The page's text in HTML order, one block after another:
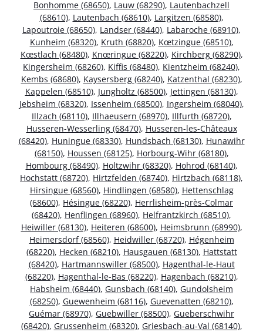
Bonhomme (68650), Lauw (68290), Lautenbachzell
(68610), Lautenbach (68610), Largitzen (68580),
Lapoutroie (68650), Landser (68440), Labaroche (68910),
Kunheim (68320), Kruth (68820), Kœtzingue (68510),
Kœstlach (68480), Knœringue (68220), Kirchberg (68290),
Kingersheim (68260), Kiffis (68480), Kientzheim (68240),
Kembs (68680), Kaysersberg (68240), Katzenthal (68230),
Kappelen (68510), Jungholtz (68500), Jettingen (68130),
Jebsheim (68320), Issenheim (68500), Ingersheim (68040),
Illzach (68110), Illhaeusern (68970), Illfurth (68720),
Husseren-Wesserling (68470), Husseren-les-Châteaux
(68420), Huningue (68330), Hundsbach (68130), Hunawihr
(68150), Houssen (68125), Horbourg-Wihr (68180),
Hombourg (68490), Holtzwihr (68320), Hohrod (68140),
Hochstatt (68720), Hirtzfelden (68740), Hirtzbach (68118),
Hirsingue (68560), Hindlingen (68580), Hettenschlag
(68600), Hésingue (68220), Herrlisheim-près-Colmar
(68420), Henflingen (68960), Helfrantzkirch (68510),
Heiwiller (68130), Heiteren (68600), Heimsbrunn (68990),
Heimersdorf (68560), Heidwiller (68720), Hégenheim
(68220), Hecken (68210), Hausgauen (68130), Hattstatt
(68420), Hartmannswiller (68500), Hagenthal-le-Haut
(68220), Hagenthal-le-Bas (68220), Hagenbach (68210),
Habsheim (68440), Gunsbach (68140), Gundolsheim
(68250), Guewenheim (68116), Guevenatten (68210),
Guémar (68970), Guebwiller (68500), Gueberschwihr
(68420), Grussenheim (68320), Griesbach-au-Val (68140),